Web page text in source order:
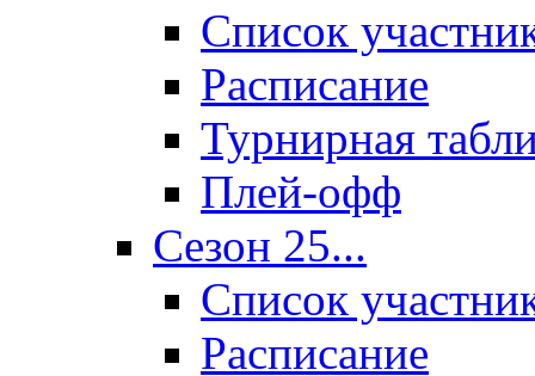
Список
Расписание
Турнирная
Плей-офф
Сезон 25...
Список
Расписание